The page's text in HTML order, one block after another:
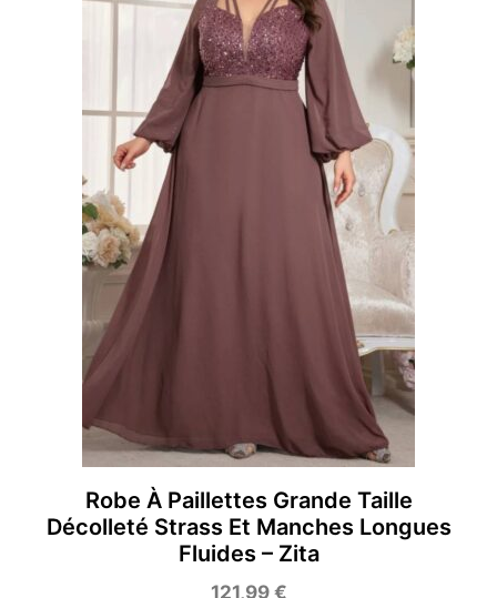
Robe À Paillettes Grande Taille
Décolleté Strass Et Manches Longues
Fluides – Zita
121,99€